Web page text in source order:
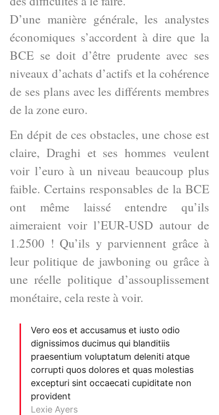
D’une manière générale, les analystes
économiques s’accordent à dire que la
BCE se doit d’être prudente avec ses
niveaux d’achats d’actifs et la cohérence
de ses plans avec les différents membres
de la zone euro.
En dépit de ces obstacles, une chose est
claire, Draghi et ses hommes veulent
voir l’euro à un niveau beaucoup plus
faible. Certains responsables de la BCE
ont même laissé entendre qu’ils
aimeraient voir l’EUR-USD autour de
1.2500 ! Qu’ils y parviennent grâce à
leur politique de jawboning ou grâce à
une réelle politique d’assouplissement
monétaire, cela reste à voir.
Vero eos et accusamus et iusto odio
dignissimos ducimus qui blanditiis
praesentium voluptatum deleniti atque
corrupti quos dolores et quas molestias
excepturi sint occaecati cupiditate non
provident
Lexie Ayers